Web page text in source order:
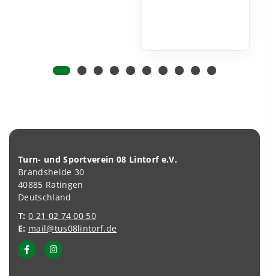
Turn- und Sportverein 08 Lintorf e.V.
Brandsheide 30
40885 Ratingen
Deutschland
T: 0 21 02 74 00 50
E: mail@tus08lintorf.de